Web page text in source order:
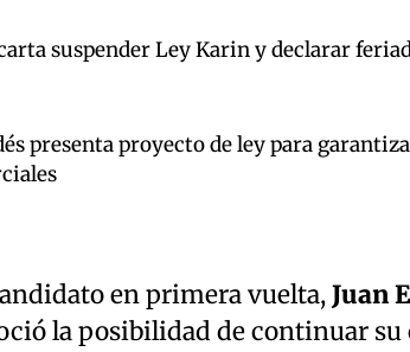
suspender Ley Karin y declarar
presenta proyecto de ley para
en primera vuelta,Juan
la posibilidad de continuar su